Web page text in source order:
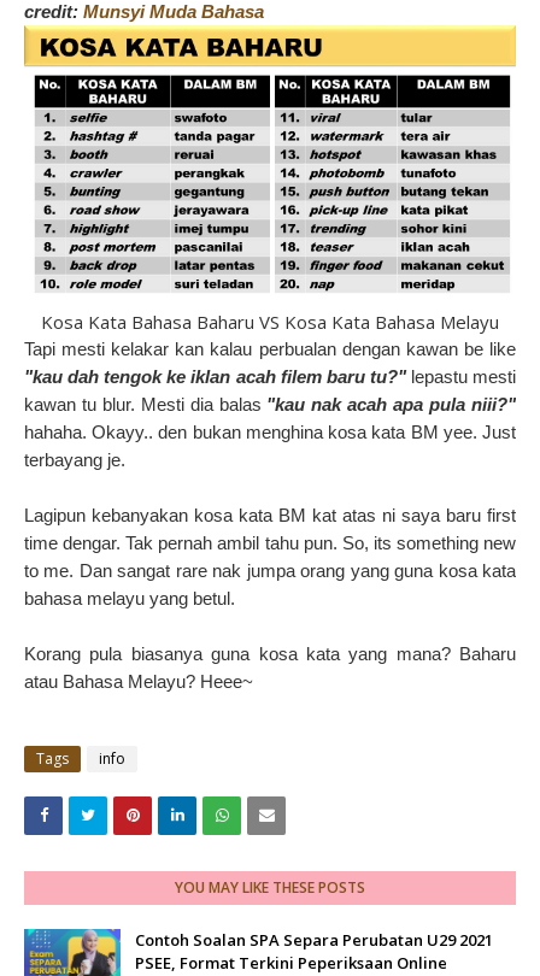
credit: Munsyi Muda Bahasa
Kosa Kata Bahasa Baharu VS Kosa Kata Bahasa Melayu
Tapi mesti kelakar kan kalau perbualan dengan kawan be like
"kau dah tengok ke iklan acah filem baru tu?"lepastu mesti
kawan tu blur. Mesti dia balas "kau nak acah apa pula niii?"
hahaha. Okayy.. den bukan menghina kosa kata BM yee. Just
terbayang je.
Lagipun kebanyakan kosa kata BM kat atas ni saya baru first
time dengar. Tak pernah ambil tahu pun. So, its something new
to me. Dan sangat rare nak jumpa orang yang guna kosa kata
bahasa melayu yang betul.
Korang pula biasanya guna kosa kata yang mana? Baharu
atau Bahasa Melayu? Heee~
Tags info
YOU MAY LIKE THESE POSTS
Contoh Soalan SPA Separa Perubatan U29 2021
PSEE, Format Terkini Peperiksaan Online